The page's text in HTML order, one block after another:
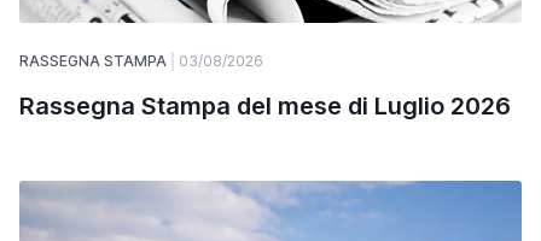
RASSEGNA STAMPA 03/08/2026
Rassegna Stampa del mese di Luglio 2026